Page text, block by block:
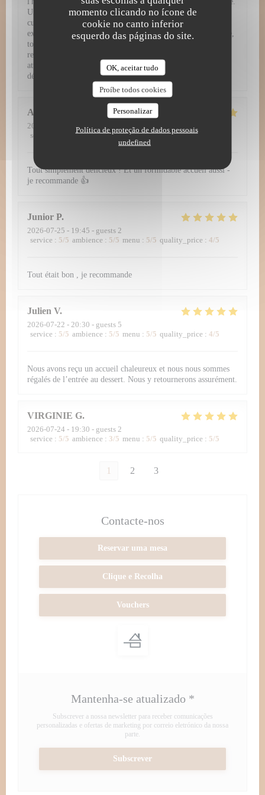
momento clicando no ícone de
cookie no canto inferior
esquerdo das páginas do site.
OK, aceitar tudo
Proíbe todos cookies
Personalizar
Política de proteção de dados pessoais
undefined
Un service irréprochable et chaleureux Pour sublimer cette
cuisine d'exception, le service se montre tout simplement
exemplaire. L'équipe fait preuve d'un grand professionalisme,
tout en restant fluide, prévenante et jamais intrusive. Entre
recommandations avisées, rythme parfait entre les plats et
attentions délicates, on se sent véritablement privilégié du
début à la fin du repas.
Alena
2026-07-28
- 19:00 - guests 2
service
ambience: 5/5 menu: 5/5 quality_price
Tout simplement délicieux ! Et un formidable accueil aussi -
je recommande 👍
Junior P
2026-07-25 - 19:45 - guests 2
service : 5/5 ambience : 5/5 menu : 5/5 quality_price : 4/5
Tout était bon , je recommande
Julien V
2026-07-22 - 20:30 - guests 5
service : 5/5 ambience : 5/5 menu : 5/5 quality_price : 4/5
Nous avons reçu un accueil chaleureux et nous nous sommes
régalés de l’entrée au dessert. Nous y retournerons assurément.
VIRGINIE G
2026-07-24 - 19:30 - guests 2
service : 5/5 ambience : 3/5 menu : 5/5 quality_price : 5/5
1 2 3
Contacte-nos
Reservar uma mesa
Clique e Recolha
Vouchers
Mantenha-se atualizado *
Subscrever a nossa newsletter para receber comunicações
personalizadas e ofertas de marketing por correio eletrónico da nossa
parte.
Subscrever